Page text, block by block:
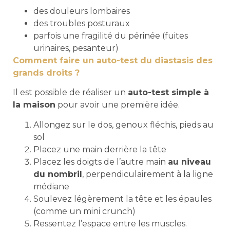
des douleurs lombaires
des troubles posturaux
parfois une fragilité du périnée (fuites
urinaires, pesanteur)
Comment faire un auto-test du diastasis des
grands droits ?
Il est possible de réaliser un auto-test simple à
la maison pour avoir une première idée.
Allongez sur le dos, genoux fléchis, pieds au
sol
Placez une main derrière la tête
Placez les doigts de l’autre main au niveau
du nombril, perpendiculairement à la ligne
médiane
Soulevez légèrement la tête et les épaules
(comme un mini crunch)
Ressentez l’espace entre les muscles.